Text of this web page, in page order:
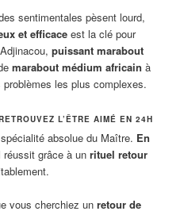
sentimentales pèsent lourd,
et efficace est la clé pour
puissant marabout
marabout médium africain à
les plus complexes.
L’ÊTRE AIMÉ EN 24H
absolue du Maître. En
réussit grâce à unrituel retour
vous cherchiez un retour de